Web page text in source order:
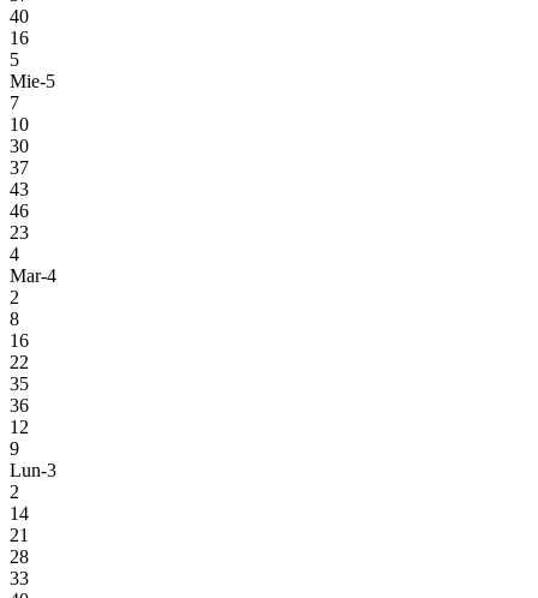
40
16
5
Mie-5
7
10
30
37
43
46
23
4
Mar-4
2
8
16
22
35
36
12
9
Lun-3
2
14
21
28
33